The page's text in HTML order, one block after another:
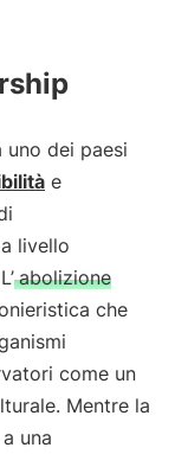
uno dei paesi
e
livello
abolizione
che
come un
Mentre la
una